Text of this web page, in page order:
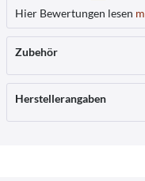
Hier Bewertungen lesen
Zubehör
Herstellerangaben